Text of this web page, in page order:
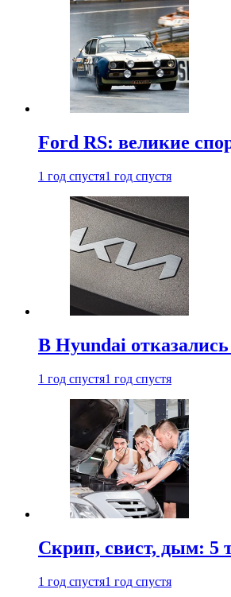
Ford RS: великие
1 год спустя1 год спустя
В Hyundai
1 год спустя1 год спустя
Скрип, свист, дым: 5
1 год спустя1 год спустя